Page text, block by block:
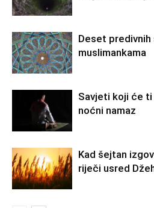
Deset predivnih
muslimankama
Savjeti koji će
noćni namaz
Kad šejtan
riječi usred